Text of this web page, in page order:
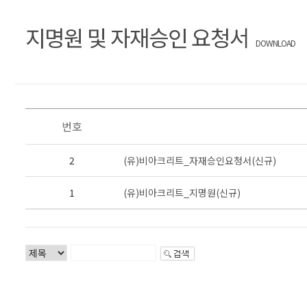
지명원 및 자재승인 요청서 DOWNLOAD
번호
2 (유)비아크리트_자재승인요청서(신규)
1 (유)비아크리트_지명원(신규)